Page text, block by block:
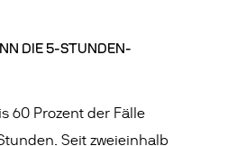
DIE 5-STUNDEN-M
60 Prozent der Fälle
Seit zweieinhalb